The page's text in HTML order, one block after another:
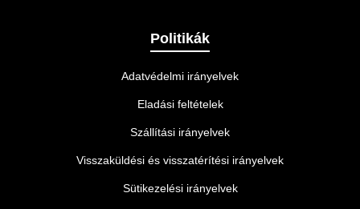
Politikák
Adatvédelmi irányelvek
Eladási feltételek
Szállítási irányelvek
Visszaküldési és visszatérítési irányelvek
Sütikezelési irányelvek